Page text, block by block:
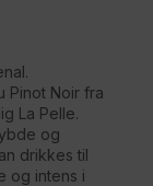
Pinot Noir fra
La Pelle.
og
drikkes til
og intens i